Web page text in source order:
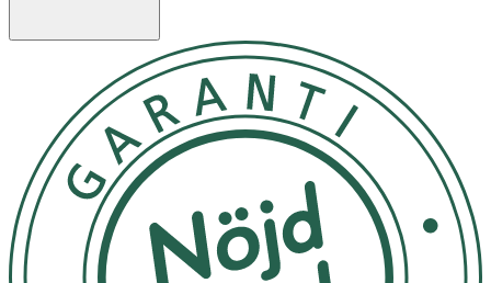
- Sterilt absorberande snabbförband
- För ytliga skärsår, skrubbsår och andra mindre sår
- Hudvänlig akrylathäfta – god vidhäftning och
komfort
- Absorberande sårdyna som inte fastnar i såret